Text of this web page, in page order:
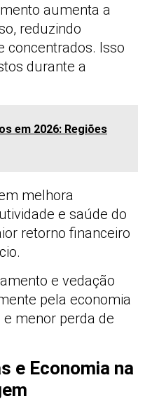
aumenta a
reduzindo
concentrados. Isso
durante a
em 2026: Regiões
melhora
e saúde do
retorno financeiro
e vedação
pela economia
menor perda de
e Economia na